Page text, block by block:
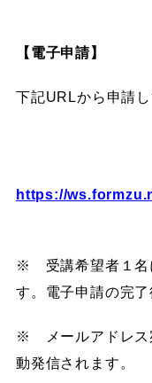
【電子申請】
下記URLから申請し
https://
※ 受講希望者１名
す。電子申請の完
※ メールアドレス
動発信されます。